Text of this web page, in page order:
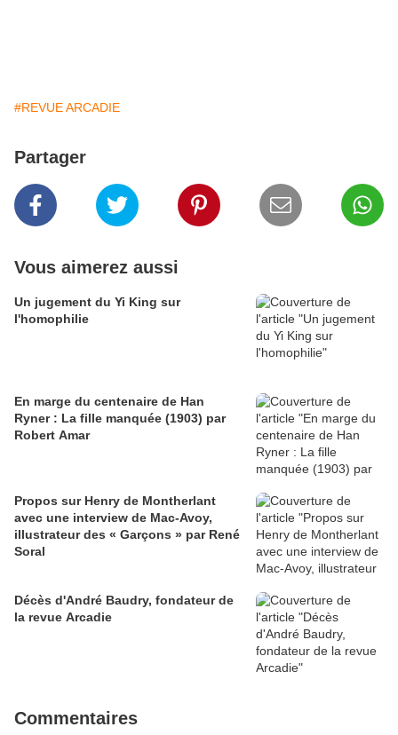
#REVUE ARCADIE
Partager
Vous aimerez aussi
Un jugement du Yi King sur
l'homophilie
En marge du centenaire de Han
Ryner : La fille manquée (1903) par
Robert Amar
Propos sur Henry de Montherlant
avec une interview de Mac-Avoy,
illustrateur des « Garçons » par René
Soral
Décès d'André Baudry, fondateur de
la revue Arcadie
Commentaires